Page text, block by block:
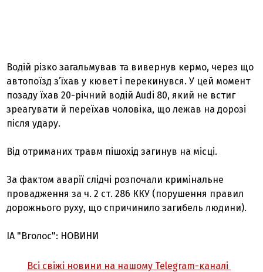
Водій різко загальмував та вивернув кермо, через що
автопоїзд з’їхав у кювет і перекинувся. У цей момент
позаду їхав 20-річний водій Audi 80, який не встиг
зреагувати й переїхав чоловіка, що лежав на дорозі
після удару.
Від отриманих травм пішохід загинув на місці.
За фактом аварії слідчі розпочали кримінальне
провадження за ч. 2 ст. 286 ККУ (порушення правил
дорожнього руху, що спричинило загибель людини).
ІА "Вголос": НОВИНИ
Всі свіжі новини на нашому Telegram-каналі